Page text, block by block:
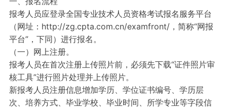
报考人员应登录全国专业技术人员资格考试报名服务平台
（网址：http://zg.cpta.com.cn/examfront/，简称“网报
平台”，下同）进行报名。
（一）网上注册。
报考人员在首次注册上传照片前，必须先下载“证件照片审
核工具”进行照片处理并上传照片。
新报考人员注册信息增加学历、学位证书编号、学历层
次、培养方式、毕业学校、毕业时间、所学专业等字段信